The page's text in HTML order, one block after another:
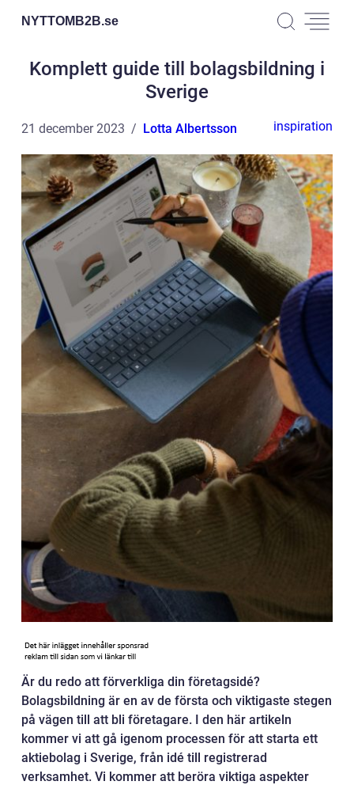
NYTTOMB2B.se
Komplett guide till bolagsbildning i
Sverige
21 december 2023 Lotta Albertsson inspiration
Är du redo att förverkliga din företagsidé?
Bolagsbildning är en av de första och viktigaste stegen
på vägen till att bli företagare. I den här artikeln
kommer vi att gå igenom processen för att starta ett
aktiebolag i Sverige, från idé till registrerad
verksamhet. Vi kommer att beröra viktiga aspekter